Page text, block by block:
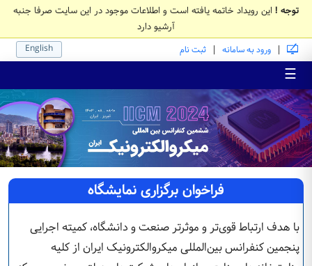
توجه ! این رویداد خاتمه یافته است و اطلاعات موجود در این سایت صرفا جنبه
آرشیو دارد
| ورود به سامانه | ثبت نام English
☰
فراخوان برگزاری نمایشگاه
با هدف ارتباط قوی‌تر و موثرتر صنعت و دانشگاه، کمیته اجرایی
پنجمین کنفرانس بین‌المللی میکروالکترونیک ایران از کلیه